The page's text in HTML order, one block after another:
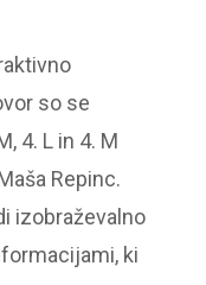
so se
4. L in 4. M
Repinc.
izobraževalno
ki